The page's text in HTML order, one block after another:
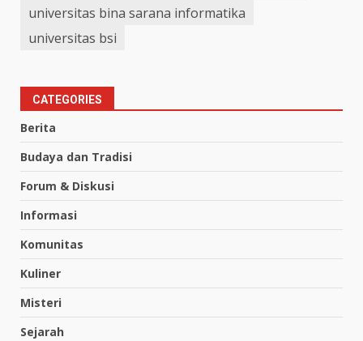
universitas bina sarana informatika
universitas bsi
CATEGORIES
Berita
Budaya dan Tradisi
Forum & Diskusi
Informasi
Komunitas
Kuliner
Misteri
Sejarah